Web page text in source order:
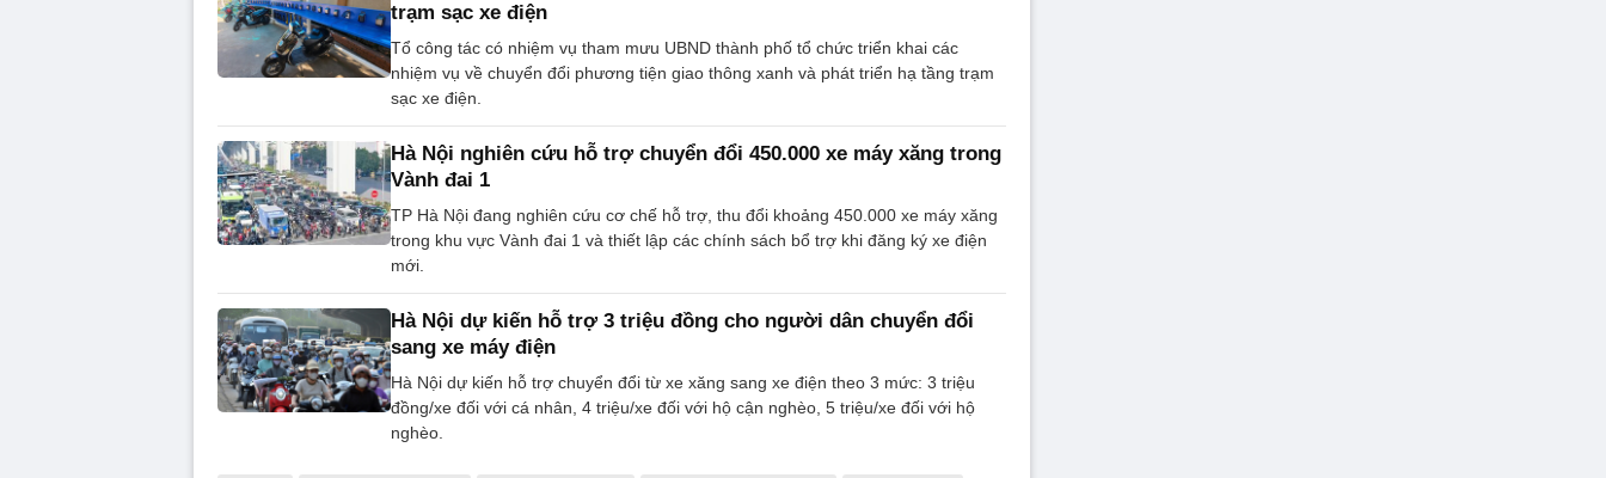
trạm sạc xe điện
Tổ công tác có nhiệm vụ tham mưu UBND thành phố tổ chức triển khai các
nhiệm vụ về chuyển đổi phương tiện giao thông xanh và phát triển hạ tầng trạm
sạc xe điện.
Hà Nội nghiên cứu hỗ trợ chuyển đổi 450.000 xe máy xăng trong
Vành đai 1
TP Hà Nội đang nghiên cứu cơ chế hỗ trợ, thu đổi khoảng 450.000 xe máy xăng
trong khu vực Vành đai 1 và thiết lập các chính sách bổ trợ khi đăng ký xe điện
mới.
Hà Nội dự kiến hỗ trợ 3 triệu đồng cho người dân chuyển đổi
sang xe máy điện
Hà Nội dự kiến hỗ trợ chuyển đổi từ xe xăng sang xe điện theo 3 mức: 3 triệu
đồng/xe đối với cá nhân, 4 triệu/xe đối với hộ cận nghèo, 5 triệu/xe đối với hộ
nghèo.